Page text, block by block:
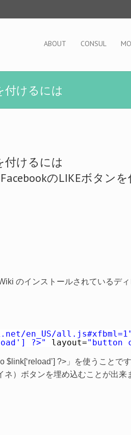
ABOUT CONSUL
付けるには
付けるには
のインストールされているデ
en_US/all.js#xfbml=1"
?>" layout=
?>」を使うことで
）ボタンを埋め込むことが出来